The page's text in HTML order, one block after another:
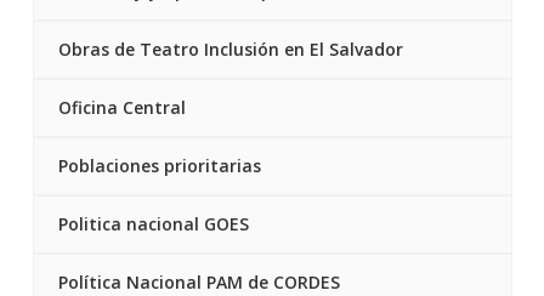
Obras de Teatro Inclusión en El Salvador
Oficina Central
Poblaciones prioritarias
Politica nacional GOES
Política Nacional PAM de CORDES